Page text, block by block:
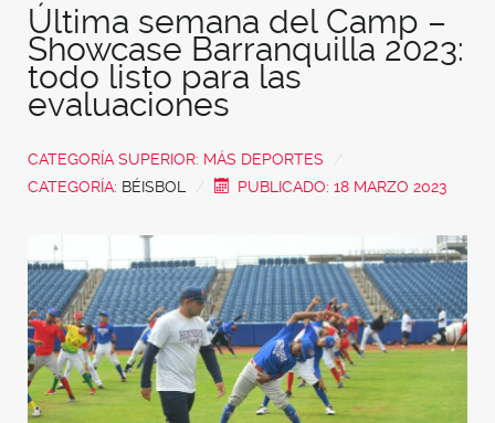
Última semana del Camp –
Showcase Barranquilla 2023:
todo listo para las
evaluaciones
CATEGORÍA SUPERIOR: MÁS DEPORTES
CATEGORÍA: BÉISBOL PUBLICADO: 18 MARZO 2023